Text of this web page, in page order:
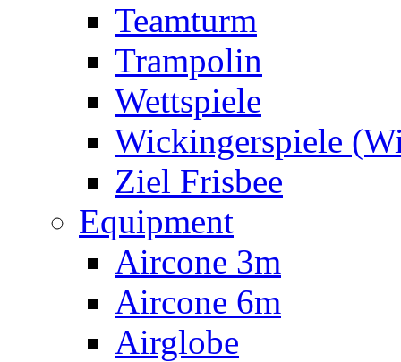
Teamturm
Trampolin
Wettspiele
Wickingerspiele
Ziel Frisbee
Equipment
Aircone 3m
Aircone 6m
Airglobe